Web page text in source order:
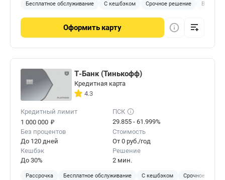
Бесплатное обслуживание С кешбэком Срочное решение
Оформить карту
Т-Банк (Тинькофф)
Кредитная карта
4.3
Кредитный лимит
1 000 000 ₽
ПСК
29.855 - 61.999%
Без процентов
До 120 дней
Стоимость
От 0 руб./год
Кешбэк
До 30%
Решение
2 мин.
Рассрочка Бесплатное обслуживание С кешбэком Срочное